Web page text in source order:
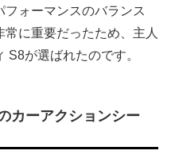
フォーマンスのバランス
に重要だったため、主人
S8が選ばれたのです。
カーアクションシー